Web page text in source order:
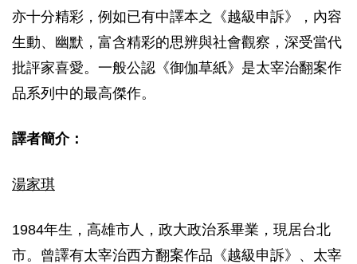
亦十分精彩，例如已有中譯本之《越級申訴》，內容
生動、幽默，富含精彩的思辨與社會觀察，深受當代
批評家喜愛。一般公認《御伽草紙》是太宰治翻案作
品系列中的最高傑作。
譯者簡介：
湯家琪
1984年生，高雄市人，政大政治系畢業，現居台北
市。曾譯有太宰治西方翻案作品《越級申訴》、太宰